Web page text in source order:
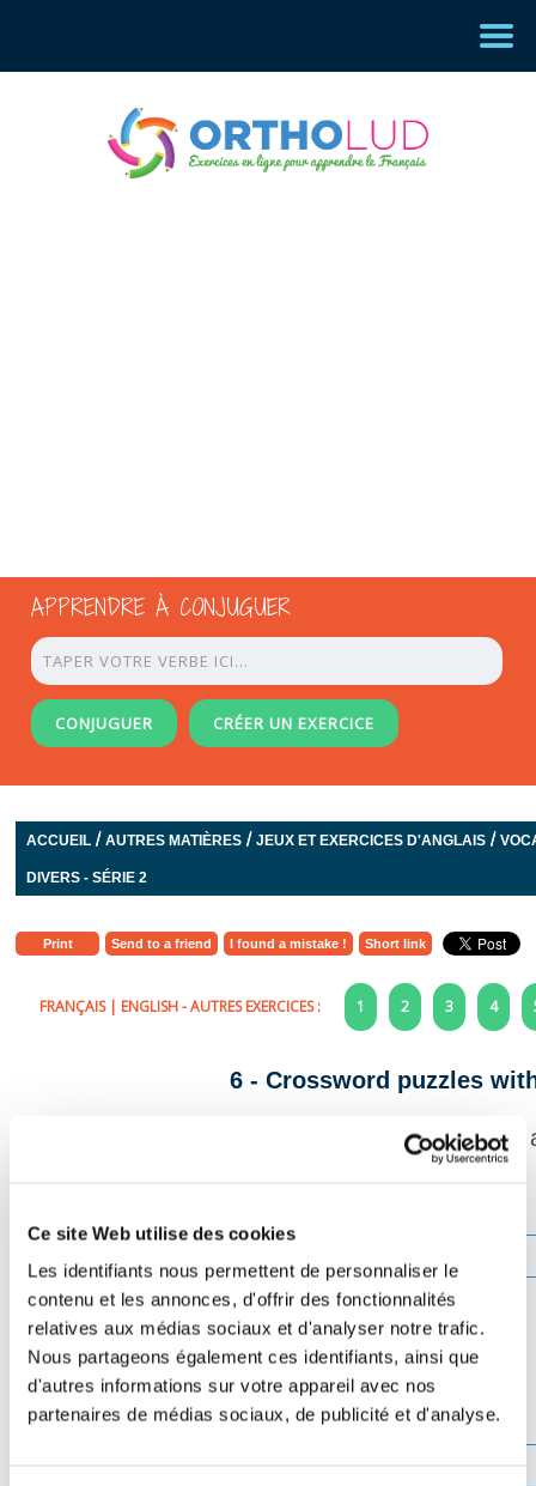
Ce site Web utilise des cookies
Les identifiants nous permettent de personnaliser le
contenu et les annonces, d'offrir des fonctionnalités
relatives aux médias sociaux et d'analyser notre trafic.
Nous partageons également ces identifiants, ainsi que
d'autres informations sur votre appareil avec nos
partenaires de médias sociaux, de publicité et d'analyse.
APPRENDRE À CONJUGUER
CONJUGUER CRÉER UN EXERCICE
ACCUEIL/ AUTRES MATIÈRES/ JEUX ET EXERCICES D'ANGLAIS/
DIVERS - SÉRIE 2
Print Send to a friend I found a mistake ! Short link
FRANÇAIS| ENGLISH- AUTRES EXERCICES : 1 2 3 4
6 - Crossword puzzles
Translate the words in
Vérifier
Lettre ?
00:00